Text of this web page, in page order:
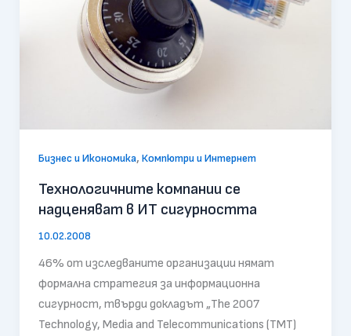
Бизнес и Икономика, Компютри и Интернет
Технологичните компании се
надценяват в ИТ сигурността
10.02.2008
46% от изследваните организации нямат
формална стратегия за информационна
сигурност, твърди докладът „The 2007
Technology, Media and Telecommunications (TMT)